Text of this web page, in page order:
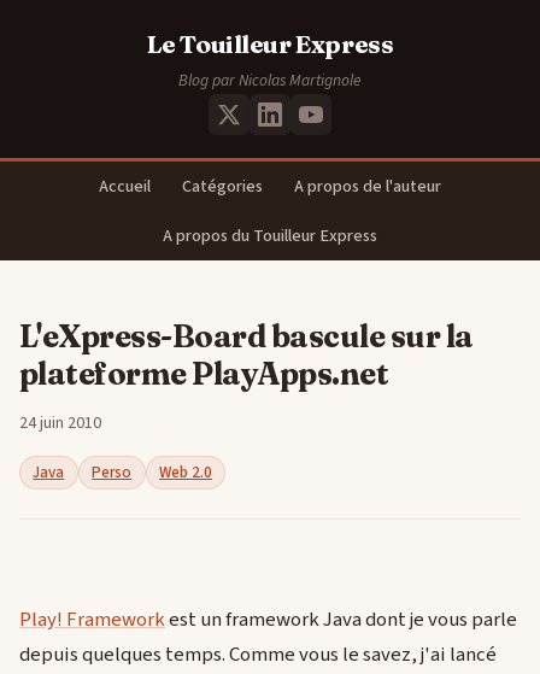
Le Touilleur Express
Blog par Nicolas Martignole
Accueil Catégories
A propos de l'auteur
A propos du Touilleur Express
L'eXpress-Board bascule sur la
plateforme PlayApps.net
24 juin 2010
Java Perso Web 2.0
Play! Frameworkest un framework Java dont je vous parle
depuis quelques temps. Comme vous le savez, j'ai lancé